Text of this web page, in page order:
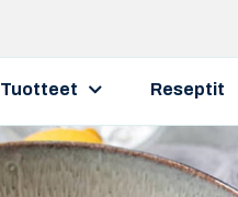
Tuotteet Reseptit